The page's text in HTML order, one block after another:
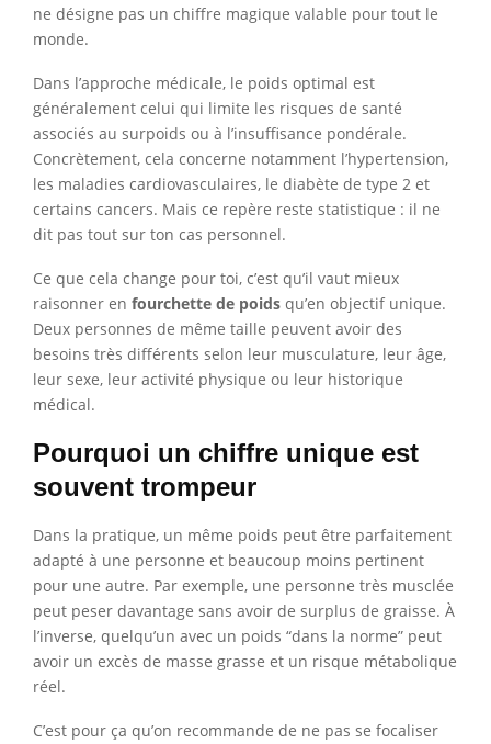
ne désigne pas un chiffre magique valable pour tout le
monde.
Dans l’approche médicale, le poids optimal est
généralement celui qui limite les risques de santé
associés au surpoids ou à l’insuffisance pondérale.
Concrètement, cela concerne notamment l’hypertension,
les maladies cardiovasculaires, le diabète de type 2 et
certains cancers. Mais ce repère reste statistique : il ne
dit pas tout sur ton cas personnel.
Ce que cela change pour toi, c’est qu’il vaut mieux
raisonner en fourchette de poids qu’en objectif unique.
Deux personnes de même taille peuvent avoir des
besoins très différents selon leur musculature, leur âge,
leur sexe, leur activité physique ou leur historique
médical.
Pourquoi un chiffre unique est
souvent trompeur
Dans la pratique, un même poids peut être parfaitement
adapté à une personne et beaucoup moins pertinent
pour une autre. Par exemple, une personne très musclée
peut peser davantage sans avoir de surplus de graisse. À
l’inverse, quelqu’un avec un poids “dans la norme” peut
avoir un excès de masse grasse et un risque métabolique
réel.
C’est pour ça qu’on recommande de ne pas se focaliser